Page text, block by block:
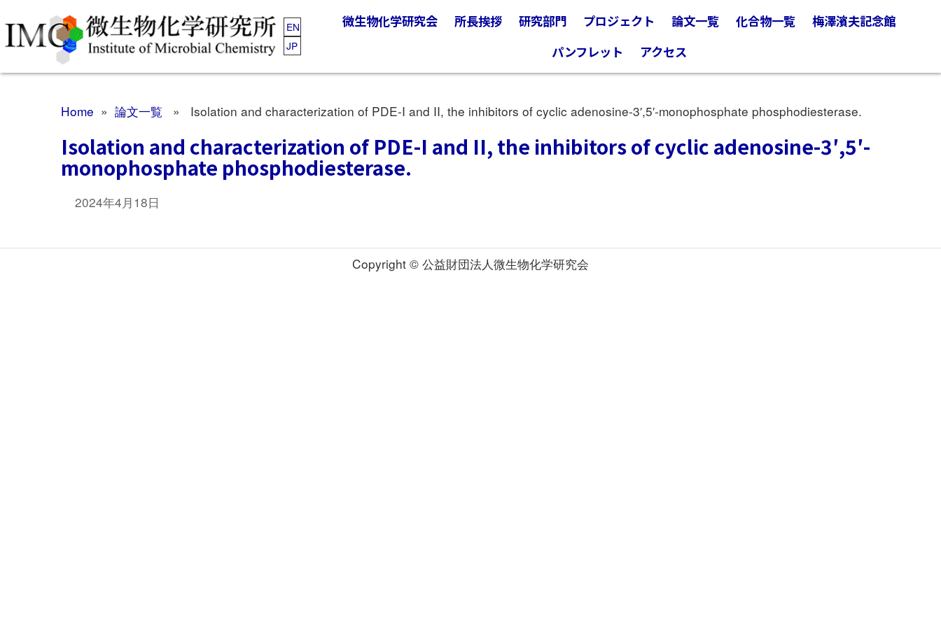
EN
JP
微生物化学研究会 所長挨拶 研究部門 プロジェクト 論文一覧 化合物一覧
梅澤濱夫記念館
パンフレット
アクセス
Home » 論文一覧 » Isolation and characterization of PDE-I and II, the inhibitors of cyclic adenosine-3′,5′-monophosphate phosphodiesterase.
Isolation and characterization of PDE-I and II, the inhibitors of cyclic adenosine-3′,5′-
monophosphate phosphodiesterase.
2024年4月18日
Copyright © 公益財団法人微生物化学研究会